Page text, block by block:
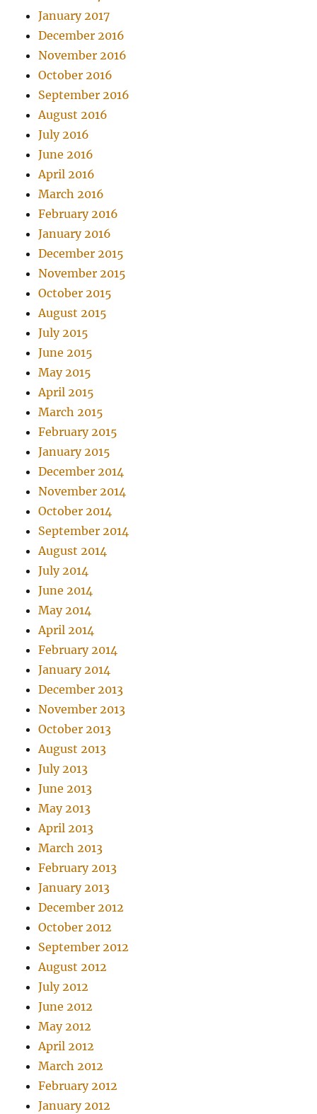
January 2017
December 2016
November 2016
October 2016
September 2016
August 2016
July 2016
June 2016
April 2016
March 2016
February 2016
January 2016
December 2015
November 2015
October 2015
August 2015
July 2015
June 2015
May 2015
April 2015
March 2015
February 2015
January 2015
December 2014
November 2014
October 2014
September 2014
August 2014
July 2014
June 2014
May 2014
April 2014
February 2014
January 2014
December 2013
November 2013
October 2013
August 2013
July 2013
June 2013
May 2013
April 2013
March 2013
February 2013
January 2013
December 2012
October 2012
September 2012
August 2012
July 2012
June 2012
May 2012
April 2012
March 2012
February 2012
January 2012